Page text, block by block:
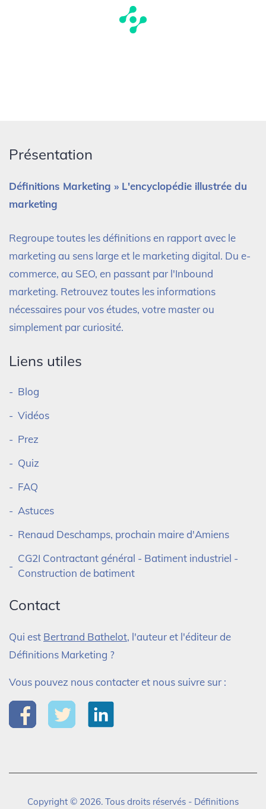
Présentation
Définitions Marketing » L'encyclopédie illustrée du
marketing
Regroupe toutes les définitions en rapport avec le
marketing au sens large et le marketing digital. Du e-
commerce, au SEO, en passant par l'Inbound
marketing. Retrouvez toutes les informations
nécessaires pour vos études, votre master ou
simplement par curiosité.
Liens utiles
Blog
Vidéos
Prez
Quiz
FAQ
Astuces
Renaud Deschamps, prochain maire d'Amiens
CG2I Contractant général - Batiment industriel -
Construction de batiment
Contact
Qui est Bertrand Bathelot, l'auteur et l'éditeur de
Définitions Marketing ?
Vous pouvez nous contacter et nous suivre sur :
Copyright © 2026. Tous droits réservés - Définitions